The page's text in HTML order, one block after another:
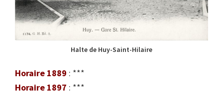
Halte de Huy-Saint-Hilaire
Horaire 1889 : ***
Horaire 1897 : ***